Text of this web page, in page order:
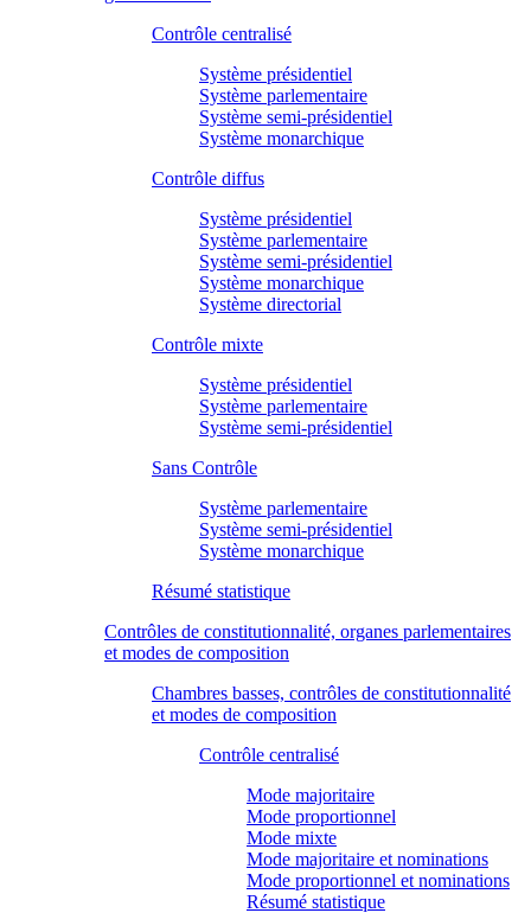
Contrôle centralisé
Système présidentiel
Système parlementaire
Système semi-présidentiel
Système monarchique
Contrôle diffus
Système présidentiel
Système parlementaire
Système semi-présidentiel
Système monarchique
Système directorial
Contrôle mixte
Système présidentiel
Système parlementaire
Système semi-présidentiel
Sans Contrôle
Système parlementaire
Système semi-présidentiel
Système monarchique
Résumé statistique
Contrôles de constitutionnalité, organes parlementaires
et modes de composition
Chambres basses, contrôles de constitutionnalité
et modes de composition
Contrôle centralisé
Mode majoritaire
Mode proportionnel
Mode mixte
Mode majoritaire et nominations
Mode proportionnel et nominations
Résumé statistique